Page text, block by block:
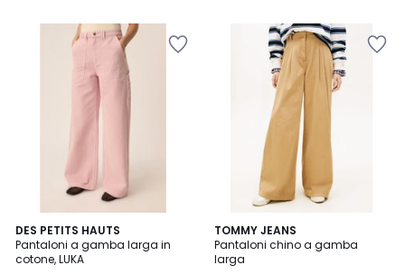
DES PETITS HAUTS
Pantaloni a gamba larga in
cotone, LUKA
TOMMY JEANS
Pantaloni chino a gamba
larga